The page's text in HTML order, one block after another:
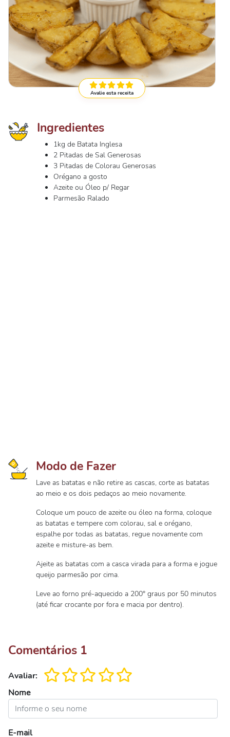
Avalie esta receita
Ingredientes
1kg de Batata Inglesa
2 Pitadas de Sal Generosas
3 Pitadas de Colorau Generosas
Orégano a gosto
Azeite ou Óleo p/ Regar
Parmesão Ralado
Modo de Fazer
Lave as batatas e não retire as cascas, corte as batatas
ao meio e os dois pedaços ao meio novamente.
Coloque um pouco de azeite ou óleo na forma, coloque
as batatas e tempere com colorau, sal e orégano,
espalhe por todas as batatas, regue novamente com
azeite e misture-as bem.
Ajeite as batatas com a casca virada para a forma e jogue
queijo parmesão por cima.
Leve ao forno pré-aquecido a 200° graus por 50 minutos
(até ficar crocante por fora e macia por dentro).
Comentários 1
Avaliar:
Nome
E-mail